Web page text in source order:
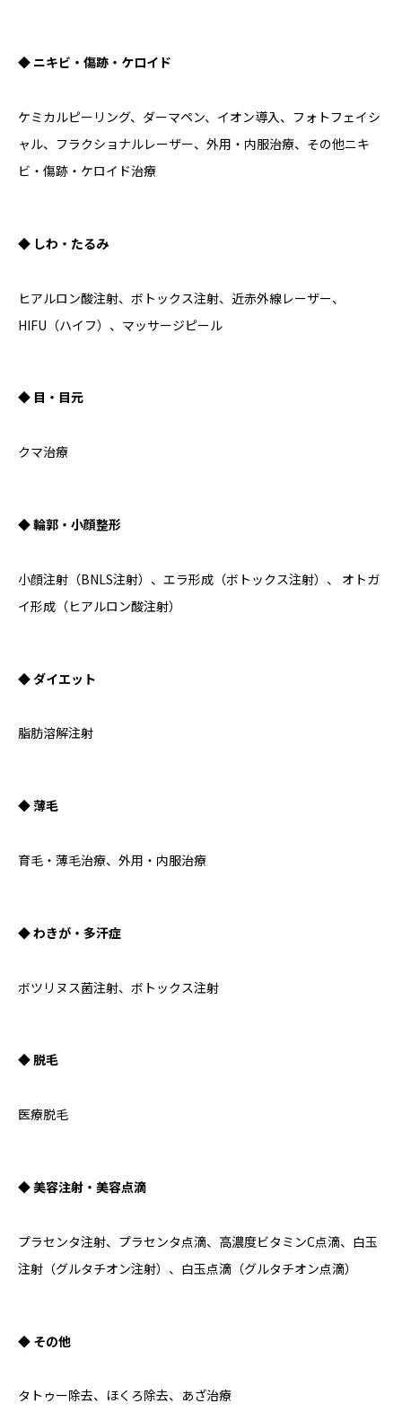
◆ ニキビ・傷跡・ケロイド
ケミカルピーリング、ダーマペン、イオン導入、フォトフェイシ
ャル、フラクショナルレーザー、外用・内服治療、その他ニキ
ビ・傷跡・ケロイド治療
◆ しわ・たるみ
ヒアルロン酸注射、ボトックス注射、近赤外線レーザー、
HIFU（ハイフ）、マッサージピール
◆ 目・目元
クマ治療
◆ 輪郭・小顔整形
小顔注射（BNLS注射）、エラ形成（ボトックス注射）、 オトガ
イ形成（ヒアルロン酸注射）
◆ ダイエット
脂肪溶解注射
◆ 薄毛
育毛・薄毛治療、外用・内服治療
◆ わきが・多汗症
ボツリヌス菌注射、ボトックス注射
◆ 脱毛
医療脱毛
◆ 美容注射・美容点滴
プラセンタ注射、プラセンタ点滴、高濃度ビタミンC点滴、白玉
注射（グルタチオン注射）、白玉点滴（グルタチオン点滴）
◆ その他
タトゥー除去、ほくろ除去、あざ治療